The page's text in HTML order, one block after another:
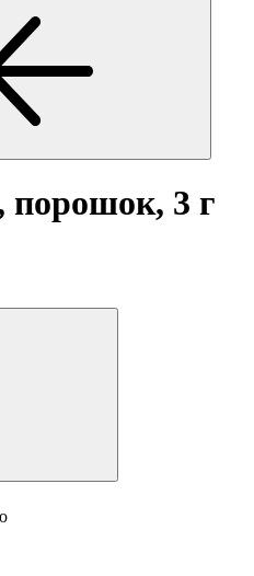
порошок, 3 г